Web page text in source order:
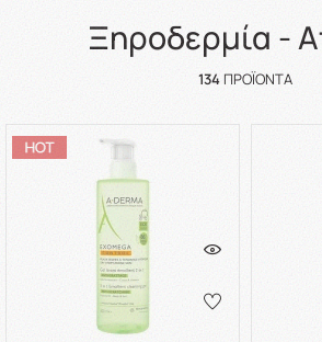
Ξηροδερμία -
134ΠΡΟΪΌΝΤΑ